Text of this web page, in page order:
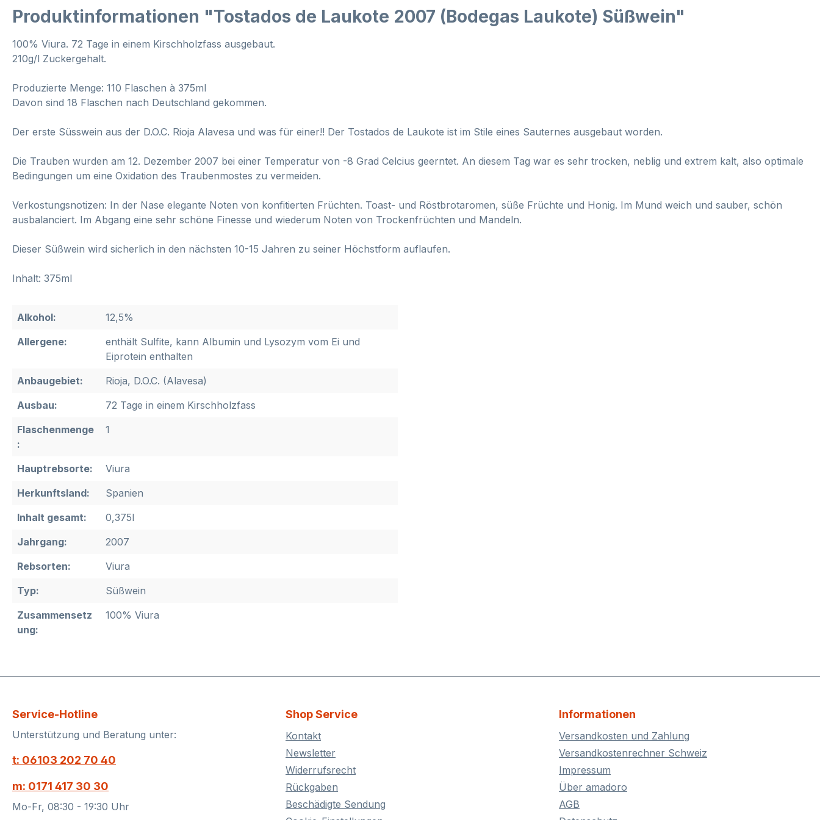
Produktinformationen "Tostados de Laukote 2007 (Bodegas Laukote) Süßwein"
100% Viura. 72 Tage in einem Kirschholzfass ausgebaut.
210g/l Zuckergehalt.
Produzierte Menge: 110 Flaschen à 375ml
Davon sind 18 Flaschen nach Deutschland gekommen.
Der erste Süsswein aus der D.O.C. Rioja Alavesa und was für einer!! Der Tostados de Laukote ist im Stile eines Sauternes ausgebaut worden.
Die Trauben wurden am 12. Dezember 2007 bei einer Temperatur von -8 Grad Celcius geerntet. An diesem Tag war es sehr trocken, neblig und extrem kalt, also optimale
Bedingungen um eine Oxidation des Traubenmostes zu vermeiden.
Verkostungsnotizen: In der Nase elegante Noten von konfitierten Früchten. Toast- und Röstbrotaromen, süße Früchte und Honig. Im Mund weich und sauber, schön
ausbalanciert. Im Abgang eine sehr schöne Finesse und wiederum Noten von Trockenfrüchten und Mandeln.
Dieser Süßwein wird sicherlich in den nächsten 10-15 Jahren zu seiner Höchstform auflaufen.
Inhalt: 375ml
Alkohol:
12,5%
Allergene:
enthält Sulfite, kann Albumin und Lysozym vom Ei und
Eiprotein enthalten
Anbaugebiet:
Rioja, D.O.C. (Alavesa)
Ausbau:
72 Tage in einem Kirschholzfass
Flaschenmenge
:
1
Hauptrebsorte:
Viura
Herkunftsland:
Spanien
Inhalt gesamt:
0,375l
Jahrgang:
2007
Rebsorten:
Viura
Typ:
Süßwein
Zusammensetz
ung:
100% Viura
Service-Hotline
Unterstützung und Beratung unter:
t: 06103 202 70 40
m: 0171 417 30 30
Mo-Fr, 08:30 - 19:30 Uhr
Shop Service
Kontakt
Newsletter
Widerrufsrecht
Rückgaben
Beschädigte Sendung
Informationen
Versandkosten und Zahlung
Versandkostenrechner Schweiz
Impressum
Über amadoro
AGB